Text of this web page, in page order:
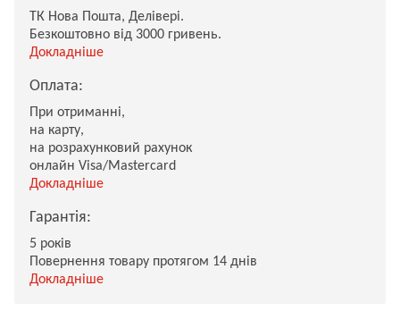
ТК Нова Пошта, Делівері.
Безкоштовно від 3000 гривень.
Докладніше
Оплата:
При отриманні,
на карту,
на розрахунковий рахунок
онлайн Visa/Mastercard
Докладніше
Гарантія:
5 років
Повернення товару протягом 14 днів
Докладніше